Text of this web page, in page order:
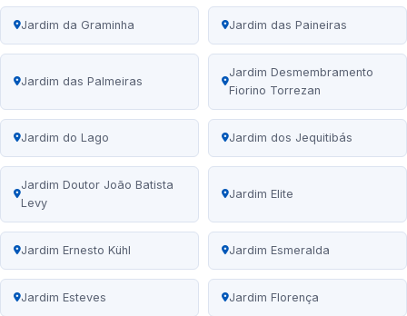
Jardim da Graminha Jardim das Paineiras
Jardim das Palmeiras
Jardim Desmembramento
Fiorino Torrezan
Jardim do Lago Jardim dos Jequitibás
Jardim Doutor João Batista
Levy
Jardim Elite
Jardim Ernesto Kühl Jardim Esmeralda
Jardim Esteves Jardim Florença